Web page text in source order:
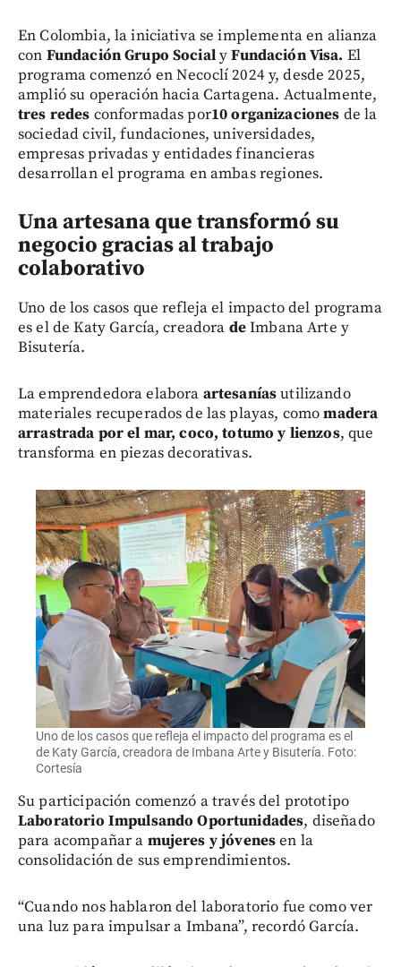
En Colombia, la iniciativa se implementa en alianza
con Fundación Grupo SocialyFundación Visa. El
programa comenzó en Necoclí2024 y, desde 2025,
amplió su operación hacia Cartagena. Actualmente,
tres redes conformadas por10 organizaciones de la
sociedad civil, fundaciones, universidades,
empresas privadas y entidades financieras
desarrollan el programa en ambas regiones.
Una artesana que transformó su
negocio gracias al trabajo
colaborativo
Uno de los casos que refleja el impacto del programa
es el de Katy García, creadora deImbana Arte y
Bisutería.
La emprendedora elabora artesaníasutilizando
materiales recuperados de las playas, comomadera
arrastrada por el mar, coco, totumo y lienzos, que
transforma en piezas decorativas.
Uno de los casos que refleja el impacto del programa es el
de Katy García, creadora de Imbana Arte y Bisutería. Foto:
Cortesía
Su participación comenzó a través del prototipo
Laboratorio Impulsando Oportunidades, diseñado
para acompañar a mujeres y jóvenesen la
consolidación de sus emprendimientos.
“Cuando nos hablaron del laboratorio fue como ver
una luz para impulsar a Imbana”, recordó García.